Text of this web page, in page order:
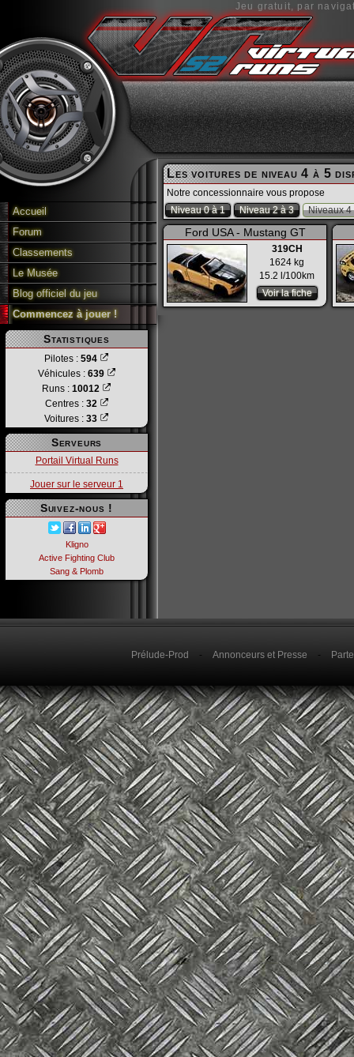
Jeu gratuit, par
Accueil
Forum
Classements
Le Musée
Blog officiel du jeu
Commencez à jouer !
Statistiques
Pilotes : 594
Véhicules : 639
Runs : 10012
Centres : 32
Voitures : 33
Serveurs
Portail Virtual Runs
Jouer sur le serveur 1
Suivez-nous !
Kligno
Active Fighting Club
Sang & Plomb
Les voitures de niveau 4 à 5
Notre concessionnaire vous propose
Niveau 0 à 1
Niveau 2 à 3 Niveaux 4
Ford USA - Mustang GT
319CH
1624 kg
15.2 l/100km
Voir la fiche
Prélude-Prod - Annonceurs et Presse -